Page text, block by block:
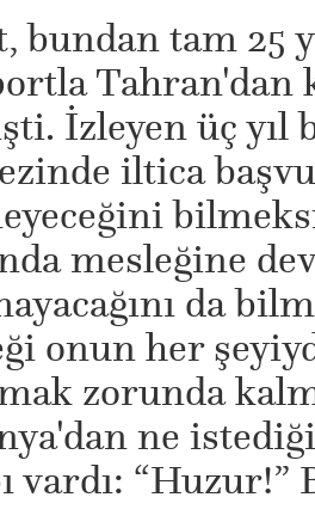
bundan tam 25
İzleyen üç yıl
iltica
mesleğine
da
onun her
zorunda
ne
vardı: